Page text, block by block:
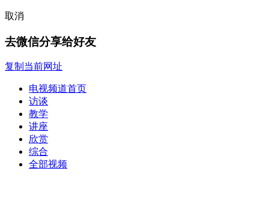
取消
去微信分享给好友
复制当前网址
电视频道首页
访谈
教学
讲座
欣赏
综合
全部视频